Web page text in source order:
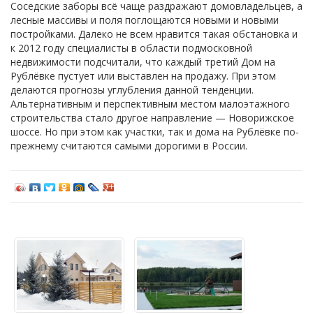
Соседские заборы всё чаще раздражают домовладельцев, а
лесные массивы и поля поглощаются новыми и новыми
постройками. Далеко не всем нравится такая обстановка и
к 2012 году специалисты в области подмосковной
недвижимости подсчитали, что каждый третий Дом на
Рублёвке пустует или выставлен на продажу. При этом
делаются прогнозы углубления данной тенденции.
Альтернативным и перспективным местом малоэтажного
строительства стало другое направление — Новорижское
шоссе. Но при этом как участки, так и дома на Рублёвке по-
прежнему считаются самыми дорогими в России.